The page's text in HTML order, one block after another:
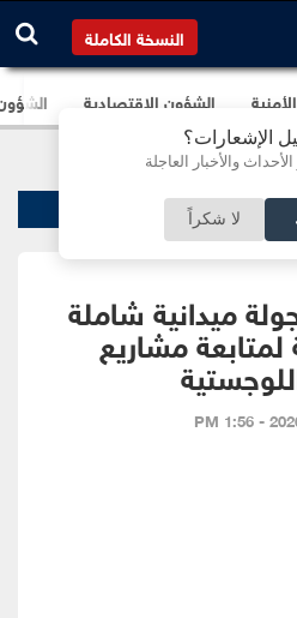
الإشعارات؟
والأخبار العاجلة
لا شكراً
النسخة الكاملة
الشؤون الإقتصادية
ميدانية شاملة
مشاريع